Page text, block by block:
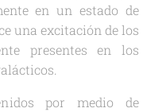
en un estado de
una excitación de los
presentes en los
por medio de